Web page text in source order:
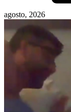
agosto, 2026